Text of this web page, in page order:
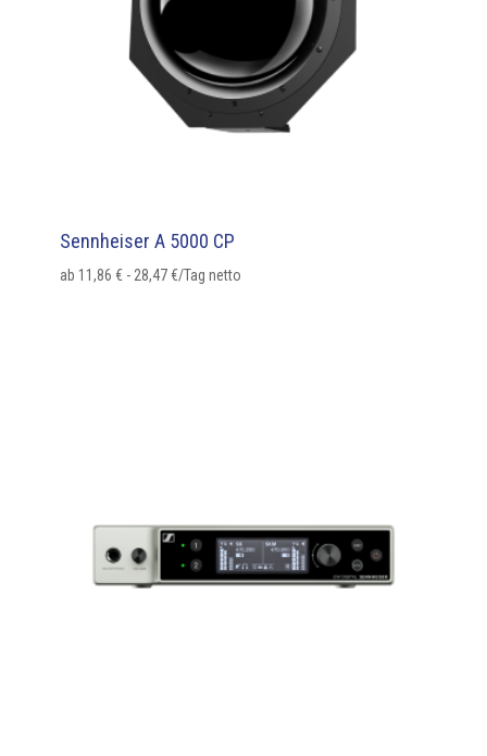
Sennheiser A 5000 CP
ab 11,86 €- 28,47€/Tag netto